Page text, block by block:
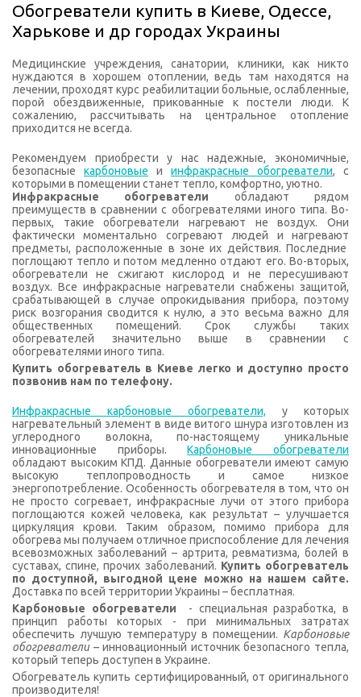
Обогреватели купить в Киеве, Одессе,
Харькове и др городах Украины
Медицинские учреждения, санатории, клиники, как никто
нуждаются в хорошем отоплении, ведь там находятся на
лечении, проходят курс реабилитации больные, ослабленные,
порой обездвиженные, прикованные к постели люди. К
сожалению, рассчитывать на центральное отопление
приходится не всегда.
Рекомендуем приобрести у нас надежные, экономичные,
безопасные карбоновые и инфракрасные обогреватели, с
которыми в помещении станет тепло, комфортно, уютно.
Инфракрасные обогреватели обладают рядом
преимуществ в сравнении с обогревателями иного типа. Во-
первых, такие обогреватели нагревают не воздух. Они
фактически моментально согревают людей и нагревают
предметы, расположенные в зоне их действия. Последние
поглощают тепло и потом медленно отдают его. Во-вторых,
обогреватели не сжигают кислород и не пересушивают
воздух. Все инфракрасные нагреватели снабжены защитой,
срабатывающей в случае опрокидывания прибора, поэтому
риск возгорания сводится к нулю, а это весьма важно для
общественных помещений. Срок службы таких
обогревателей значительно выше в сравнении с
обогревателями иного типа.
Купить обогреватель в Киеве легко и доступно просто
позвонив нам по телефону.
Инфракрасные карбоновые обогреватели, у которых
нагревательный элемент в виде витого шнура изготовлен из
углеродного волокна, по-настоящему уникальные
инновационные приборы.Карбоновые обогреватели
обладают высоким КПД. Данные обогреватели имеют самую
высокую теплопроводность и самое низкое
энергопотребление. Особенность обогревателя в том, что он
не просто согревает, инфракрасные лучи от этого прибора
поглощаются кожей человека, как результат – улучшается
циркуляция крови. Таким образом, помимо прибора для
обогрева мы получаем отличное приспособление для лечения
всевозможных заболеваний – артрита, ревматизма, болей в
суставах, спине, прочих заболеваний. Купить обогреватель
по доступной, выгодной цене можно на нашем сайте.
Доставка по всей территории Украины – бесплатная.
Карбоновые обогреватели - специальная разработка, в
принцип работы которых - при минимальных затратах
обеспечить лучшую температуру в помещении. Карбоновые
обогреватели– инновационный источник безопасного тепла,
который теперь доступен в Украине.
Обогреватель купить сертифицированный, от оригинального
производителя!